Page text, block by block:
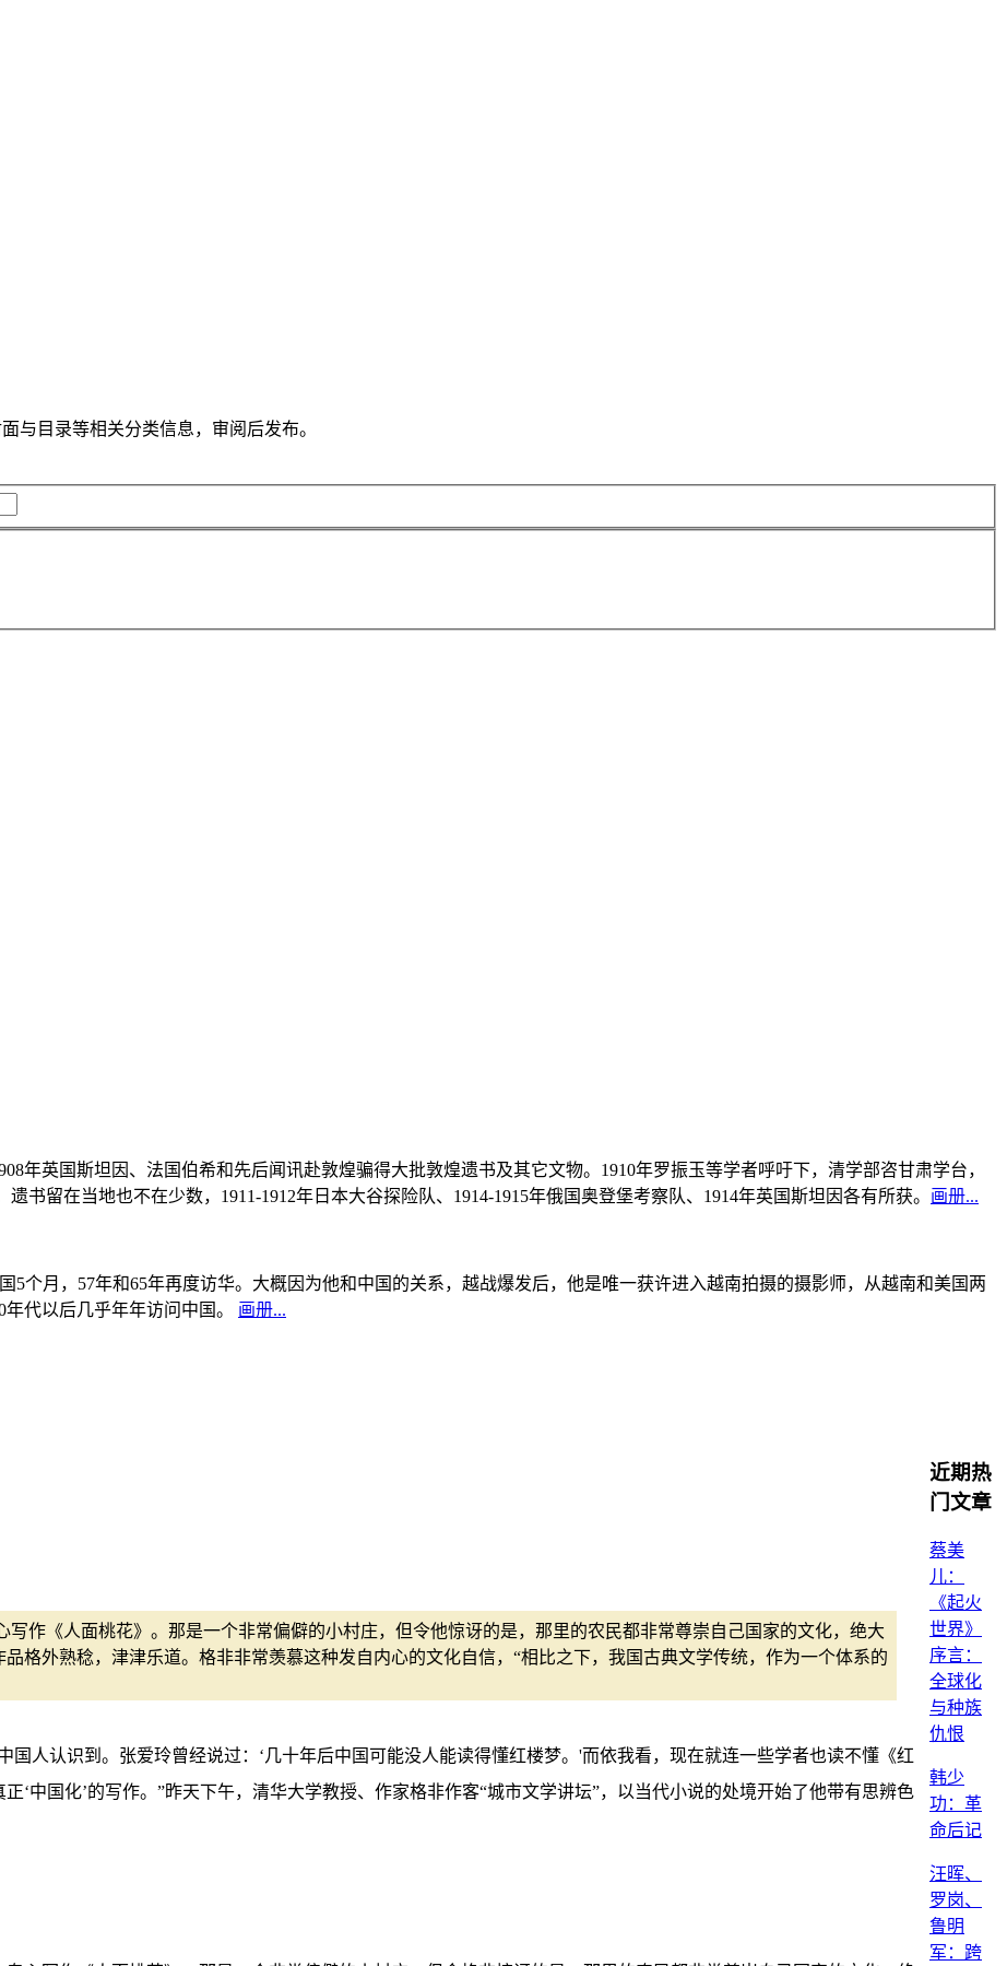
与目录等相关分类信息，审阅后发布。
年英国斯坦因、法国伯希和先后闻讯赴敦煌骗得大批敦煌遗书及其它文物。1910年罗振玉等学者呼吁下，清学部咨甘肃学台，
书留在当地也不在少数，1911-1912年日本大谷探险队、1914-1915年俄国奥登堡考察队、1914年英国斯坦因各有所获。 画册...
5个月，57年和65年再度访华。大概因为他和中国的关系，越战爆发后，他是唯一获许进入越南拍摄的摄影师，从越南和美国两
代以后几乎年年访问中国。 画册...
作《人面桃花》。那是一个非常偏僻的小村庄，但令他惊讶的是，那里的农民都非常尊崇自己国家的文化，绝大
格外熟稔，津津乐道。格非非常羡慕这种发自内心的文化自信，“相比之下，我国古典文学传统，作为一个体系的
国人认识到。张爱玲曾经说过：‘几十年后中国可能没人能读得懂红楼梦。'而依我看，现在就连一些学者也读不懂《红
‘中国化’的写作。”昨天下午，清华大学教授、作家格非作客“城市文学讲坛”，以当代小说的处境开始了他带有思辨色
近期热
门文章
蔡美
儿：
《起火
世界》
序言：
全球化
与种族
仇恨
韩少
功：革
命后记
汪晖、
罗岗、
鲁明
军：跨